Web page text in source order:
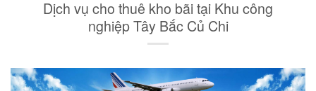
Dịch vụ cho thuê kho bãi tại Khu công
nghiệp Tây Bắc Củ Chi